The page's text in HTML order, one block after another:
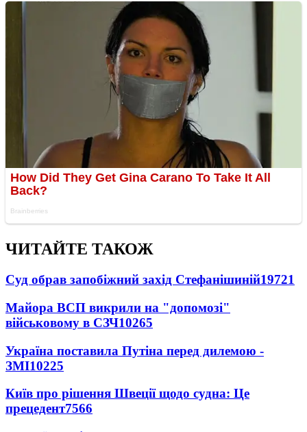
ЧИТАЙТЕ ТАКОЖ
Суд обрав запобіжний захід Стефанішиній19721
Майора ВСП викрили на "допомозі"
військовому в СЗЧ10265
Україна поставила Путіна перед дилемою -
ЗМІ10225
Київ про рішення Швеції щодо судна: Це
прецедент7566